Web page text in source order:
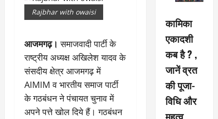
Rajbhar with owaisi
आजमगढ़।समाजवादी पार्टी के
राष्ट्रीय अध्यक्ष अखिलेश यादव के
संसदीय क्षेत्र आजमगढ़ में
AIMIM व भारतीय समाज पार्टी
के गठबंधन ने पंचायत चुनाव में
अपने पत्ते खोल दिये हैं। गठबंधन
कामिका
एकादशी
कब है ? ,
जानें व्रत
की पूजा-
विधि और
महत्व